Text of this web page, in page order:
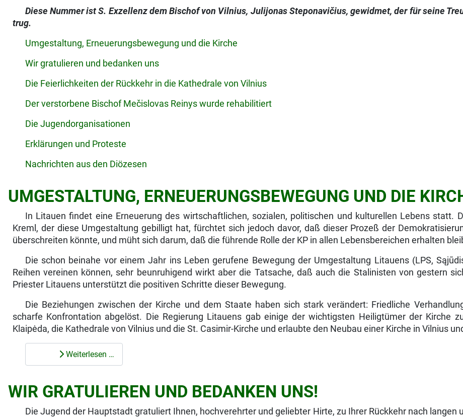
Diese Nummer ist S. Exzellenz dem Bischof von Vilnius, Julijonas Steponavi­čius, gewidmet, der für seine
trug.
Umgestaltung, Erneuerungsbewegung und die Kirche
Wir gratulieren und bedanken uns
Die Feierlichkeiten der Rückkehr in die Kathedrale von Vilnius
Der verstorbene Bischof Mečislovas Reinys wurde rehabilitiert
Die Jugendorganisationen
Erklärungen und Proteste
Nachrichten aus den Diözesen
UMGESTALTUNG, ERNEUERUNGSBEWEGUNG UND DIE
In Litauen findet eine Erneuerung des wirtschaftlichen, sozialen, politi­schen und kulturellen Lebens statt.
Kreml, der diese Umgestaltung gebilligt hat, fürchtet sich jedoch davor, daß dieser Prozeß der
überschreiten könnte, und müht sich darum, daß die führende Rolle der KP in allen Lebensbereichen erhalten
Die schon beinahe vor einem Jahr ins Leben gerufene Bewegung der Umgestaltung Litauens (LPS,
Reihen vereinen können, sehr beunruhigend wirkt aber die Tatsa­che, daß auch die Stalinisten von gestern
Priester Litauens unterstützt die positiven Schritte dieser Bewegung.
Die Beziehungen zwischen der Kirche und dem Staate haben sich stark verändert: Friedliche
scharfe Konfrontation abgelöst. Die Regierung Litauens gab einige der wichtigsten Heiligtümer der Kirche
Klaipėda, die Kathedrale von Vilnius und die St. Casimir-Kirche und erlaubte den Neubau einer Kirche in Vilnius
Weiterlesen …
WIR GRATULIEREN UND BEDANKEN UNS!
Die Jugend der Hauptstadt gratuliert Ihnen, hochverehrter und geliebter Hirte, zu Ihrer Rückkehr nach